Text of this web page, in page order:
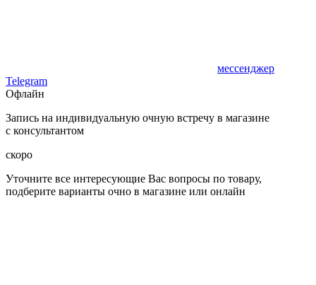
мессенджер
Telegram
Офлайн
Запись на индивидуальную очную встречу в магазине
с консультантом
скоро
Уточните все интересующие Вас вопросы по товару,
подберите варианты очно в магазине или онлайн